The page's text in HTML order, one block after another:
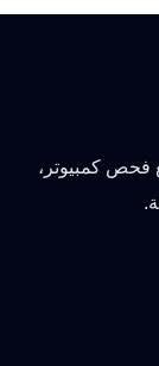
فحص كمبيوتر،